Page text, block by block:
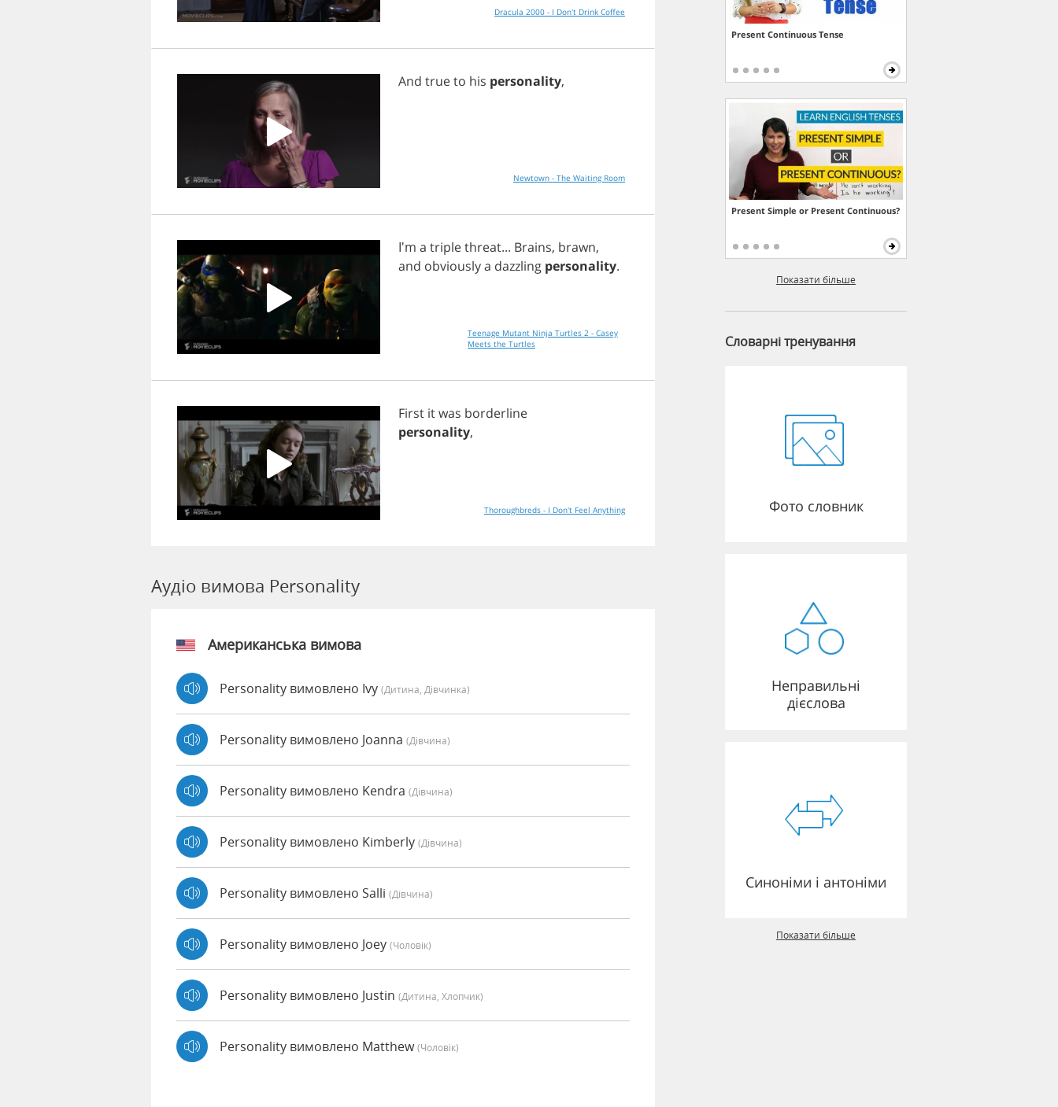
Dracula 2000 - I Don't Drink Coffee
And trueto his personality,
Newtown - The Waiting Room
I'm a triplethreat... Brains, brawn,
and obviouslya dazzling personality.
Teenage Mutant Ninja Turtles 2 - Casey
Meets the Turtles
First itwas borderline
personality,
Thoroughbreds - I Don't Feel Anything
Аудіо вимова Personality
Американська вимова
Personality вимовлено Ivy (дитина, Дівчинка)
Personality вимовлено Joanna (дівчина)
Personality вимовлено Kendra (дівчина)
Personality вимовлено Kimberly (дівчина)
Personality вимовлено Salli (дівчина)
Personality вимовлено Joey (чоловік)
Personality вимовлено Justin (дитина, Хлопчик)
Personality вимовлено Matthew(чоловік)
Present Continuous Tense
Present Simple or Present Continuous?
Показати більше
Словарні тренування
Фото словник
Неправильні
дієслова
Синоніми і антоніми
Показати більше